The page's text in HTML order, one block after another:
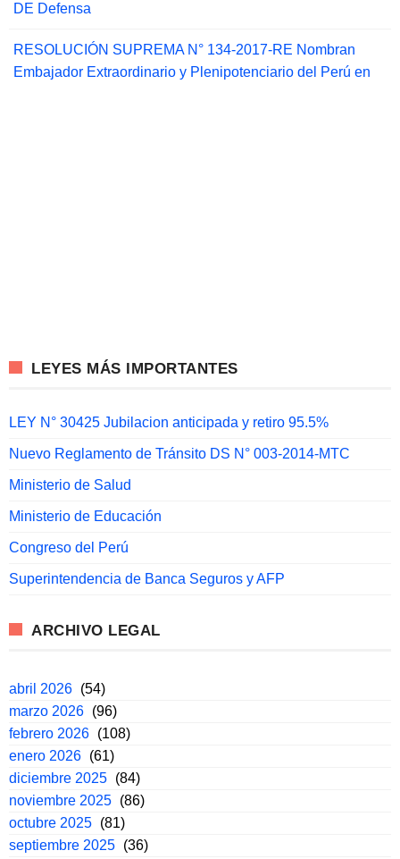
DE Defensa
RESOLUCIÓN SUPREMA N° 134-2017-RE Nombran
Embajador Extraordinario y Plenipotenciario del Perú en
LEYES MÁS IMPORTANTES
LEY N° 30425 Jubilacion anticipada y retiro 95.5%
Nuevo Reglamento de Tránsito DS N° 003-2014-MTC
Ministerio de Salud
Ministerio de Educación
Congreso del Perú
Superintendencia de Banca Seguros y AFP
ARCHIVO LEGAL
abril 2026 (54)
marzo 2026 (96)
febrero 2026 (108)
enero 2026 (61)
diciembre 2025 (84)
noviembre 2025 (86)
octubre 2025 (81)
septiembre 2025 (36)